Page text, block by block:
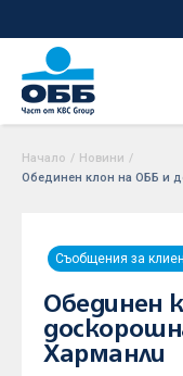
Начало / Новини /
Обединен клон на ОББ и
Съобщения за
Обединен
Харманли